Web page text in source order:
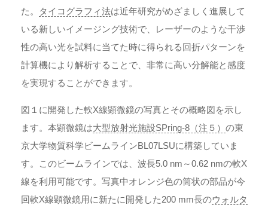
た。
タイコグラフィ法は近年研究がめざましく進展して
いる新しいイメージング技術で、レーザーのような干渉
性の高い光を試料に当てた時に得られる回折パターンを
計算機により解析することで、非常に高い分解能と感度
を実現することができます。
図１に開発した軟X線顕微鏡の写真とその概略図を示し
ます。本顕微鏡は大型放射光施設SPring-8（注５） の東
京大学物質科学ビームラインBL07LSUに構築していま
す。このビームラインでは、波長5.0 nm～0.62 nmの軟X
線を利用可能です。写真中オレンジ色の筒状の部品が今
回軟X線顕微鏡用に新たに開発した200 mm長のウォルタ